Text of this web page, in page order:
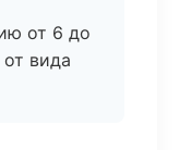
от 6 до
вида